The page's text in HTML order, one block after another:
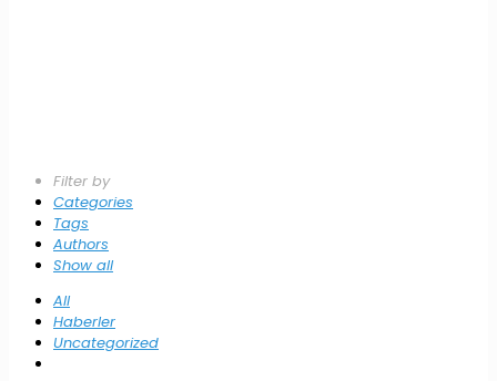
Filter by
Categories
Tags
Authors
Show all
All
Haberler
Uncategorized